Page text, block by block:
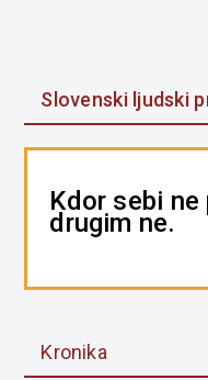
Slovenski ljudski
Kdor sebi
drugim ne.
Kronika